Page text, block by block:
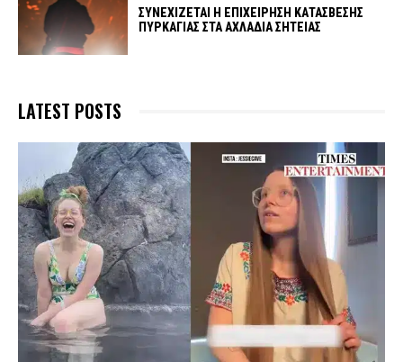
ΣΥΝΕΧΙΖΕΤΑΙ Η ΕΠΙΧΕΙΡΗΣΗ ΚΑΤΑΣΒΕΣΗΣ
ΠΥΡΚΑΓΙΑΣ ΣΤΑ ΑΧΛΑΔΙΑ ΣΗΤΕΙΑΣ
LATEST POSTS